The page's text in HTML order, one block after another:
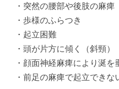
・突然の腰部や後肢の麻痺
・歩様のふらつき
・起立困難
・頭が片方に傾く（斜頸）
・顔面神経麻痺により涎
・前足の麻痺で起立できな